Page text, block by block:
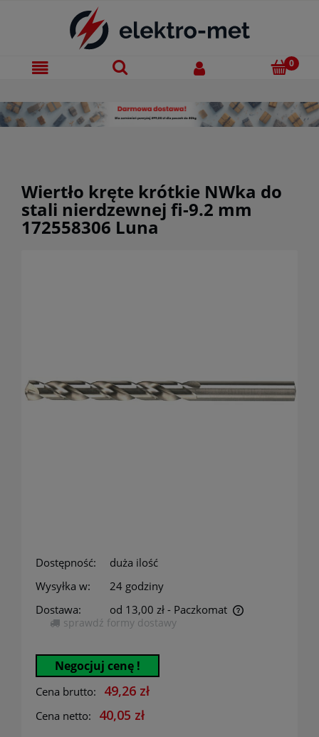
Wiertło kręte krótkie NWka do
stali nierdzewnej fi-9.2 mm
172558306 Luna
Dostępność:
duża ilość
Wysyłka w:
24 godziny
Dostawa:
od 13,00 zł - Paczkomat
Cena nie zawiera ewentualnych kosztów płatności
sprawdź formy dostawy
Negocjuj cenę !
Cena brutto: 49,26 zł
Cena netto: 40,05 zł